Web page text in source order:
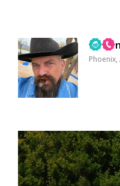
索未知
侣，朋
戈 搞笑
背景，
的价值
Phoenix,